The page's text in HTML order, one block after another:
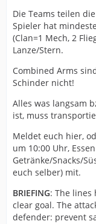
Die Teams teilen
Spieler hat
(Clan=1 Mech, 2
Lanze/Stern.
Combined Arms
Schinder nicht!
Alles was langsam
ist, muss
Meldet euch hier,
um 10:00 Uhr,
Getränke/Snacks/
euch selber) mit.
BRIEFING: The lines
clear goal. The
defender: prevent